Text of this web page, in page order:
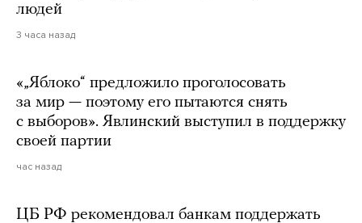
людей
3 часа назад
«„Яблоко“ предложило проголосовать
за мир — поэтому его пытаются снять
с выборов». Явлинский выступил в поддержку
своей партии
час назад
ЦБ РФ рекомендовал банкам поддержать